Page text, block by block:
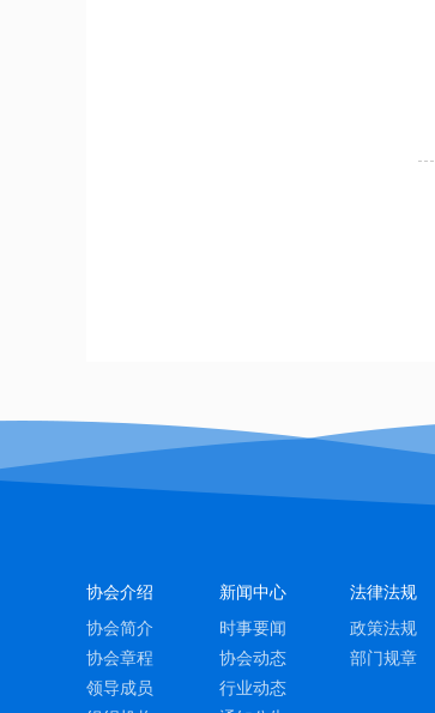
协会介绍
协会简介
协会章程
领导成员
新闻中心
时事要闻
协会动态
行业动态
法律法规
政策法规
部门规章